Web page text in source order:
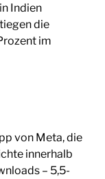
Indien
die
im
von Meta, die
innerhalb
– 5,5-